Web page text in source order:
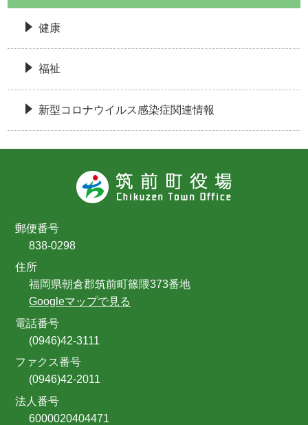
健康
福祉
新型コロナウイルス感染症関連情報
郵便番号
838-0298
住所
福岡県朝倉郡筑前町篠隈373番地
Googleマップで見る
電話番号
(0946)42-3111
ファクス番号
(0946)42-2011
法人番号
6000020404471